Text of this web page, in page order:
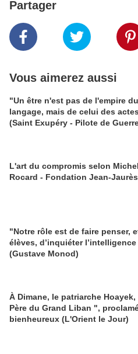
Partager
Vous aimerez aussi
"Un être n'est pas de l'empire du
langage, mais de celui des
(Saint Exupéry - Pilote de
L'art du compromis selon Michel
Rocard - Fondation Jean-Jaurès
"Notre rôle est de faire penser,
élèves, d’inquiéter
(Gustave Monod)
À Dimane, le patriarche Hoayek,
Père du Grand Liban ",
bienheureux (L'Orient le Jour)